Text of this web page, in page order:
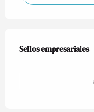
Oferta de
Sellos empresariales
Sellos empresariales